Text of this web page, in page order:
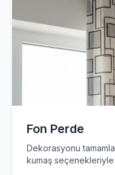
Fon Perde
Dekorasyonu
kumaş seçenekleriyle